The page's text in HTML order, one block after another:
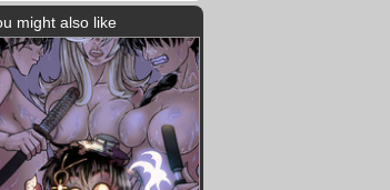
might also like